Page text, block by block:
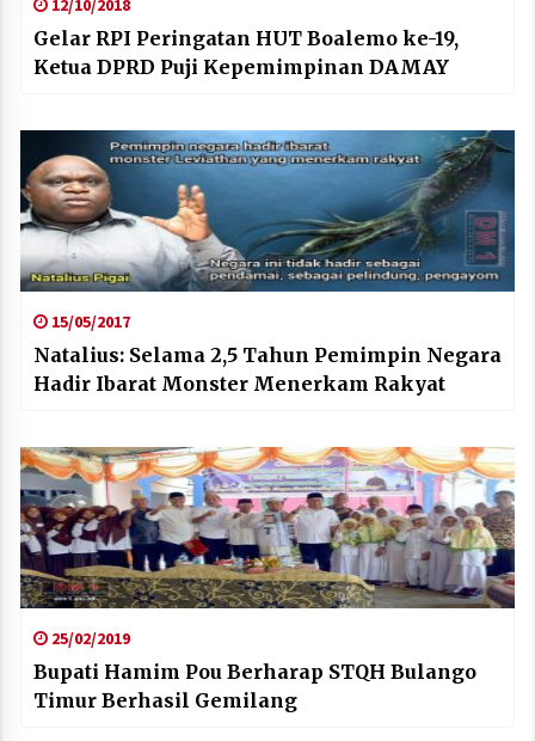
12/10/2018
Gelar RPI Peringatan HUT Boalemo ke-19,
Ketua DPRD Puji Kepemimpinan DAMAY
15/05/2017
Natalius: Selama 2,5 Tahun Pemimpin Negara
Hadir Ibarat Monster Menerkam Rakyat
25/02/2019
Bupati Hamim Pou Berharap STQH Bulango
Timur Berhasil Gemilang